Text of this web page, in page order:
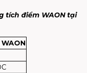
tích điểm WAON tại